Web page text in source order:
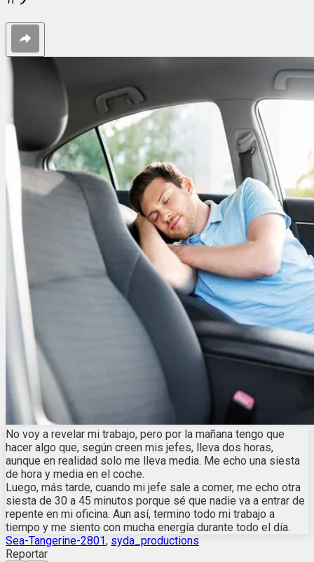
No voy a revelar mi trabajo, pero por la mañana tengo que
hacer algo que, según creen mis jefes, lleva dos horas,
aunque en realidad solo me lleva media. Me echo una siesta
de hora y media en el coche.
Luego, más tarde, cuando mi jefe sale a comer, me echo otra
siesta de 30 a 45 minutos porque sé que nadie va a entrar de
repente en mi oficina. Aun así, termino todo mi trabajo a
tiempo y me siento con mucha energía durante todo el día.
Sea-Tangerine-2801, syda_productions
Reportar